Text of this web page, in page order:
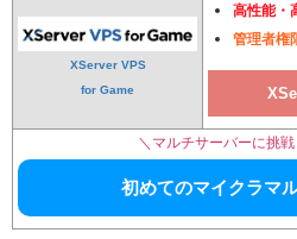
XServer VPS
for Game
高性能・
管理者権
＼マルチサーバーに挑
初めてのマイクラマ